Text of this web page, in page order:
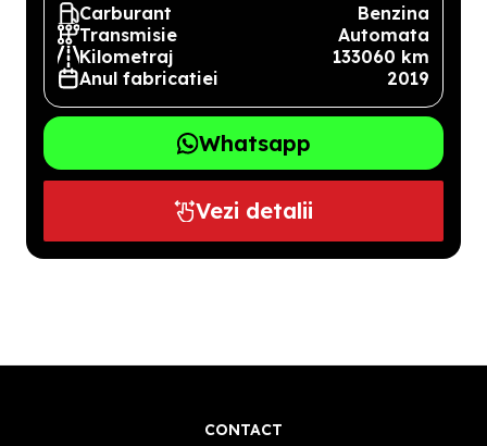
Carburant
Benzina
Transmisie
Automata
Kilometraj
133060 km
Anul fabricatiei
2019
Whatsapp
Vezi detalii
CONTACT